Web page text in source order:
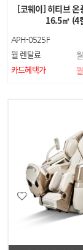
[코웨이] 히티브 온
16.5㎡ (4
APH-0525F
월 렌탈료 월
카드혜택가
월